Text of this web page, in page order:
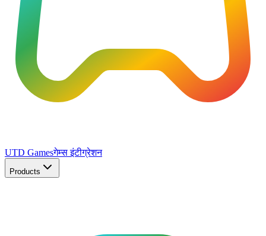
UTD Gamesगेम्स इंटीग्रेशन
Products